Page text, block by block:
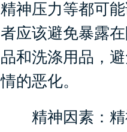
精神压力等都可
者应该避免暴露
品和洗涤用品，
情的恶化。
精神因素：精